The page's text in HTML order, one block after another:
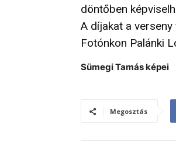
döntőben
A díjakat a
Fotónkon Palánki
Sümegi Tamás képei
Megosztás